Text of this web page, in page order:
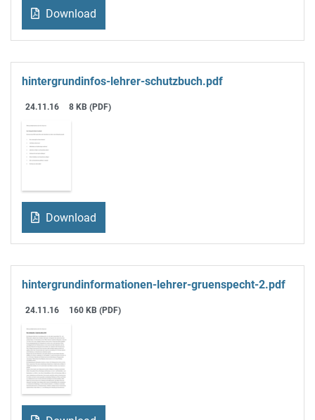
Download
hintergrundinfos-lehrer-schutzbuch.pdf
24.11.16 8 KB (PDF)
Download
hintergrundinformationen-lehrer-gruenspecht-2.pdf
24.11.16 160 KB (PDF)